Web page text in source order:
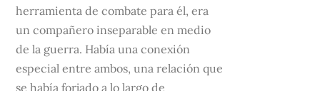
herramienta de combate para él, era
un compañero inseparable en medio
de la guerra. Había una conexión
especial entre ambos, una relación que
se había forjado a lo largo de